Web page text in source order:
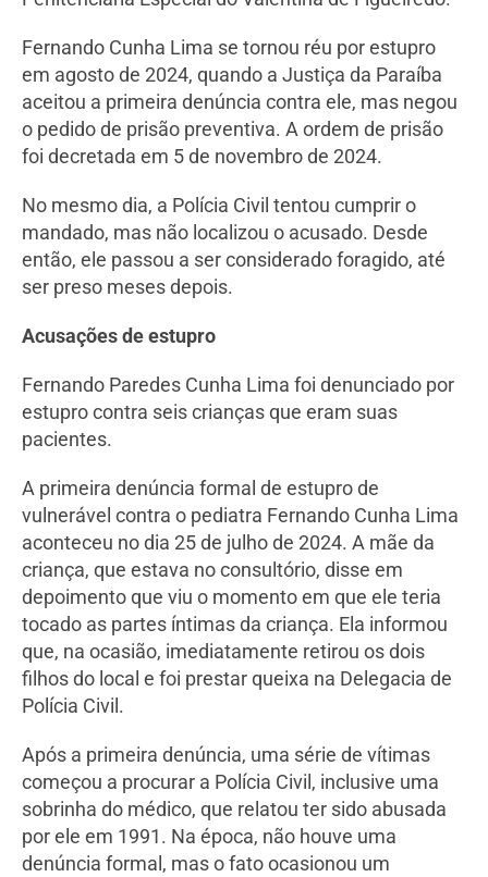
Fernando Cunha Lima se tornou réu por estupro
em agosto de 2024, quando a Justiça da Paraíba
aceitou a primeira denúncia contra ele, mas negou
o pedido de prisão preventiva. A ordem de prisão
foi decretada em 5 de novembro de 2024.
No mesmo dia, a Polícia Civil tentou cumprir o
mandado, mas não localizou o acusado. Desde
então, ele passou a ser considerado foragido, até
ser preso meses depois.
Acusações de estupro
Fernando Paredes Cunha Lima foi denunciado por
estupro contra seis crianças que eram suas
pacientes.
A primeira denúncia formal de estupro de
vulnerável contra o pediatra Fernando Cunha Lima
aconteceu no dia 25 de julho de 2024. A mãe da
criança, que estava no consultório, disse em
depoimento que viu o momento em que ele teria
tocado as partes íntimas da criança. Ela informou
que, na ocasião, imediatamente retirou os dois
filhos do local e foi prestar queixa na Delegacia de
Polícia Civil.
Após a primeira denúncia, uma série de vítimas
começou a procurar a Polícia Civil, inclusive uma
sobrinha do médico, que relatou ter sido abusada
por ele em 1991. Na época, não houve uma
denúncia formal, mas o fato ocasionou um